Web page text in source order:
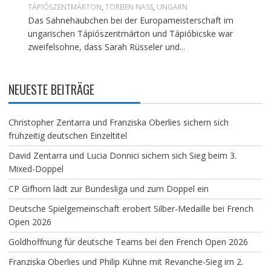
TÁPIÓSZENTMÁRTON, TORBEN NASS, UNGARN
Das Sahnehäubchen bei der Europameisterschaft im
ungarischen Tápiószentmárton und Tápióbicske war
zweifelsohne, dass Sarah Rüsseler und...
NEUESTE BEITRÄGE
Christopher Zentarra und Franziska Oberlies sichern sich
frühzeitig deutschen Einzeltitel
David Zentarra und Lucia Donnici sichern sich Sieg beim 3.
Mixed-Doppel
CP Gifhorn lädt zur Bundesliga und zum Doppel ein
Deutsche Spielgemeinschaft erobert Silber-Medaille bei French
Open 2026
Goldhoffnung für deutsche Teams bei den French Open 2026
Franziska Oberlies und Philip Kühne mit Revanche-Sieg im 2.